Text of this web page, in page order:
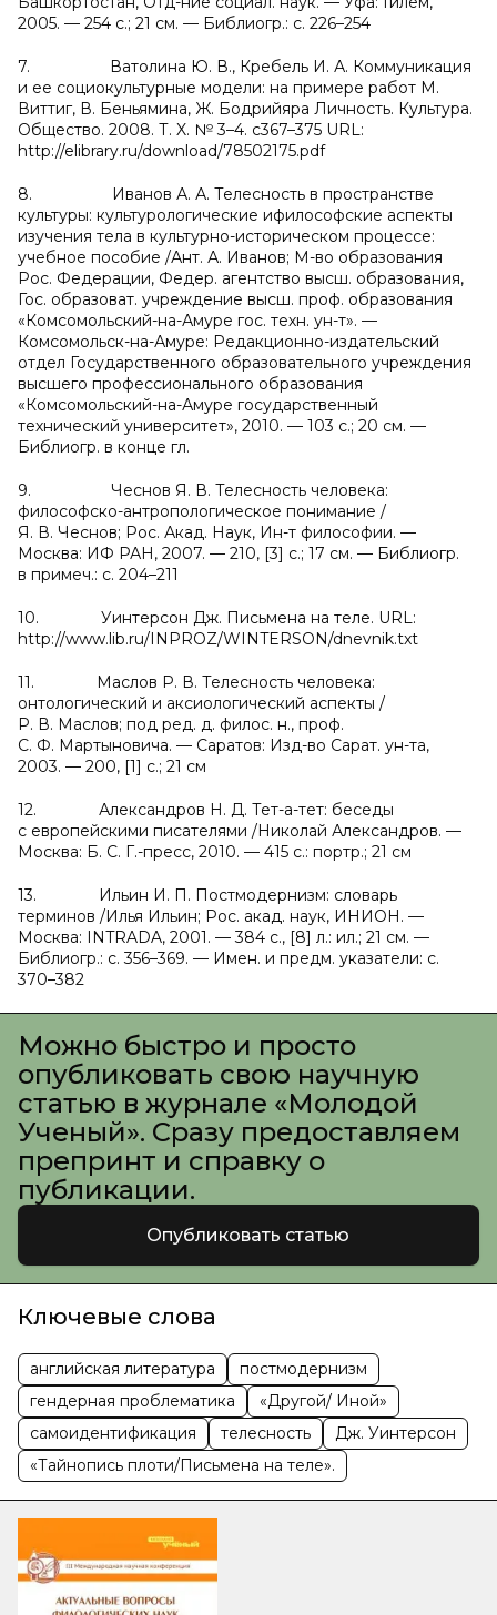
2005. — 254 с.; 21 см. — Библиогр.: с. 226–254
7. Ватолина Ю. В., Кребель И. А. Коммуникация
и ее социокультурные модели: на примере работ М.
Виттиг, В. Беньямина, Ж. Бодрийяра Личность. Культура.
Общество. 2008. Т. X. № 3–4. с367–375 URL:
http://elibrary.ru/download/78502175.pdf
8. Иванов А. А. Телесность в пространстве
культуры: культурологические ифилософские аспекты
изучения тела в культурно-историческом процессе:
учебное пособие /Ант. А. Иванов; М-во образования
Рос. Федерации, Федер. агентство высш. образования,
Гос. образоват. учреждение высш. проф. образования
«Комсомольский-на-Амуре гос. техн. ун-т». —
Комсомольск-на-Амуре: Редакционно-издательский
отдел Государственного образовательного учреждения
высшего профессионального образования
«Комсомольский-на-Амуре государственный
технический университет», 2010. — 103 с.; 20 см. —
Библиогр. в конце гл.
9. Чеснов Я. В. Телесность человека:
философско-антропологическое понимание /
Я. В. Чеснов; Рос. Акад. Наук, Ин-т философии. —
Москва: ИФ РАН, 2007. — 210, [3] с.; 17 см. — Библиогр.
в примеч.: с. 204–211
10. Уинтерсон Дж. Письмена на теле. URL:
http://www.lib.ru/INPROZ/WINTERSON/dnevnik.txt
11. Маслов Р. В. Телесность человека:
онтологический и аксиологический аспекты /
Р. В. Маслов; под ред. д. филос. н., проф.
С. Ф. Мартыновича. — Саратов: Изд-во Сарат. ун-та,
2003. — 200, [1] с.; 21 см
12. Александров Н. Д. Тет-а-тет: беседы
с европейскими писателями /Николай Александров. —
Москва: Б. С. Г.-пресс, 2010. — 415 с.: портр.; 21 см
13. Ильин И. П. Постмодернизм: словарь
терминов /Илья Ильин; Рос. акад. наук, ИНИОН. —
Москва: INTRADA, 2001. — 384 с., [8] л.: ил.; 21 см. —
Библиогр.: с. 356–369. — Имен. и предм. указатели: с.
370–382
Можно быстро и просто
опубликовать свою научную
статью в журнале «Молодой
Ученый». Сразу предоставляем
препринт и справку о
публикации.
Опубликовать статью
Ключевые слова
английская литература
постмодернизм
гендерная проблематика
«Другой/ Иной»
самоидентификация
телесность
Дж. Уинтерсон
«Тайнопись плоти/Письмена на теле».